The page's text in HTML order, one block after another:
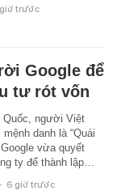
trước
Google để
tư rót vốn
Quốc, người Việt
danh là “Quái
Google vừa quyết
ty để thành lập…
6 giờ trước